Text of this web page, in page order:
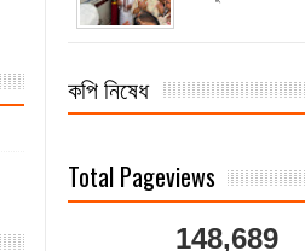
কপি নিষেধ
Total Pageviews
148,689